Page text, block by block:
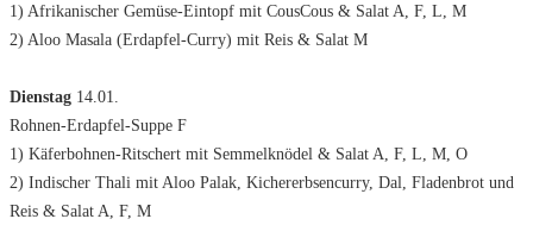
1) Afrikanischer Gemüse-Eintopf mit CousCous & Salat A, F, L, M
2) Aloo Masala (Erdapfel-Curry) mit Reis & Salat M
Dienstag 14.01.
Rohnen-Erdapfel-Suppe F
1) Käferbohnen-Ritschert mit Semmelknödel & Salat A, F, L, M, O
2) Indischer Thali mit Aloo Palak, Kichererbsencurry, Dal, Fladenbrot und
Reis & Salat A, F, M